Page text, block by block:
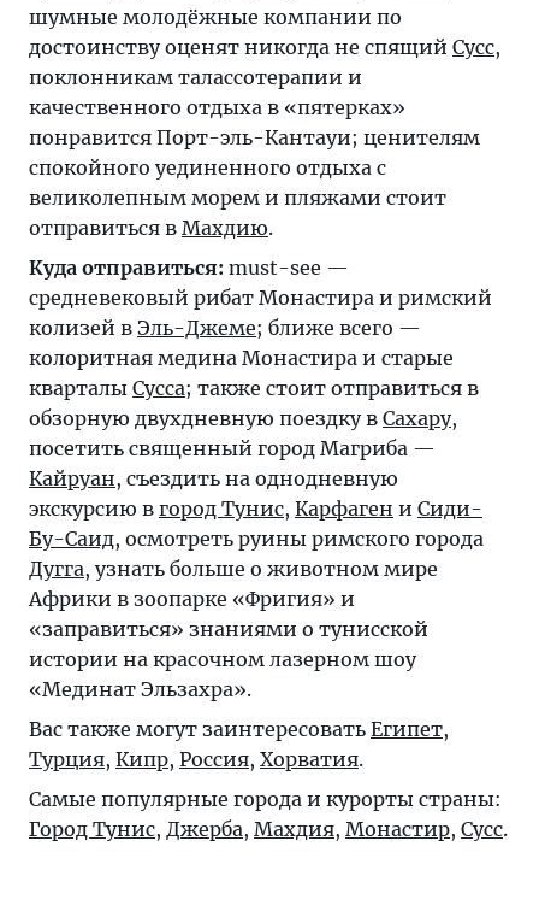
шумные молодёжные компании по
достоинству оценят никогда не спящий Сусс,
поклонникам талассотерапии и
качественного отдыха в «пятерках»
понравится Порт-эль-Кантауи; ценителям
спокойного уединенного отдыха с
великолепным морем и пляжами стоит
отправиться в Махдию.
Куда отправиться: must-see —
средневековый рибат Монастира и римский
колизей в Эль-Джеме; ближе всего —
колоритная медина Монастира и старые
кварталы Сусса; также стоит отправиться в
обзорную двухдневную поездку в Сахару,
посетить священный город Магриба —
Кайруан, съездить на однодневную
экскурсию в город Тунис, Карфаген и Сиди-
Бу-Саид, осмотреть руины римского города
Дугга, узнать больше о животном мире
Африки в зоопарке «Фригия» и
«заправиться» знаниями о тунисской
истории на красочном лазерном шоу
«Мединат Эльзахра».
Вас также могут заинтересовать Египет,
Турция, Кипр, Россия, Хорватия.
Самые популярные города и курорты страны:
Город Тунис, Джерба, Махдия, Монастир, Сусс.